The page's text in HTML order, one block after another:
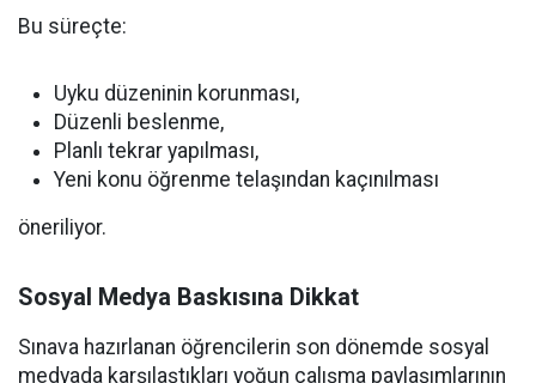
Bu süreçte:
Uyku düzeninin korunması,
Düzenli beslenme,
Planlı tekrar yapılması,
Yeni konu öğrenme telaşından kaçınılması
öneriliyor.
Sosyal Medya Baskısına Dikkat
Sınava hazırlanan öğrencilerin son dönemde sosyal
medyada karşılaştıkları yoğun çalışma paylaşımlarının